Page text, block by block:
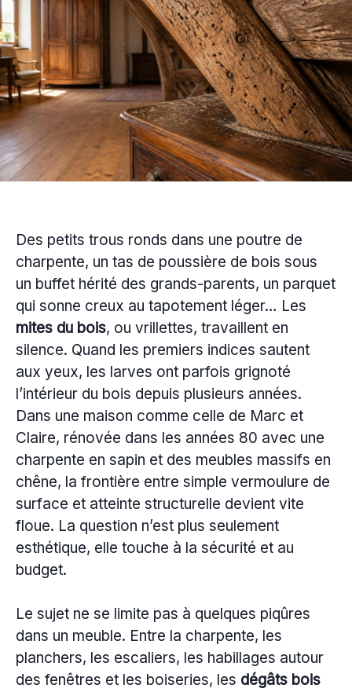
Des petits trous ronds dans une poutre de
charpente, un tas de poussière de bois sous
un buffet hérité des grands-parents, un parquet
qui sonne creux au tapotement léger… Les
mites du bois, ou vrillettes, travaillent en
silence. Quand les premiers indices sautent
aux yeux, les larves ont parfois grignoté
l’intérieur du bois depuis plusieurs années.
Dans une maison comme celle de Marc et
Claire, rénovée dans les années 80 avec une
charpente en sapin et des meubles massifs en
chêne, la frontière entre simple vermoulure de
surface et atteinte structurelle devient vite
floue. La question n’est plus seulement
esthétique, elle touche à la sécurité et au
budget.
Le sujet ne se limite pas à quelques piqûres
dans un meuble. Entre la charpente, les
planchers, les escaliers, les habillages autour
des fenêtres et les boiseries, les dégâts bois